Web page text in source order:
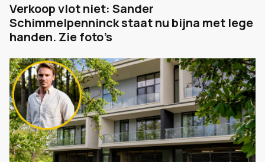
Verkoop vlot niet: Sander
Schimmelpenninck staat nu bijna met lege
handen. Zie foto’s